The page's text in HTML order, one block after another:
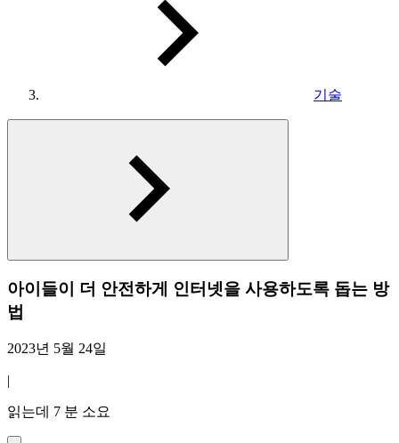
기술
아이들이 더 안전하게 인터넷을 사용하도록 돕는 방
법
2023년 5월 24일
|
읽는데 7 분 소요